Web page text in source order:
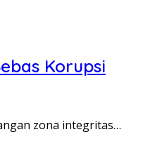
Korupsi
zona integritas…